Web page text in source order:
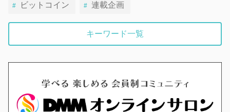
ビットコイン 連載企画
キーワード一覧